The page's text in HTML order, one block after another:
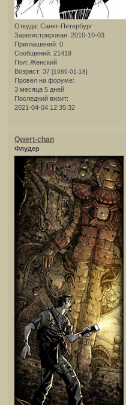
Откуда: Санкт-Петербург
Зарегистрирован: 2010-10-03
Приглашений: 0
Сообщений: 21419
Пол: Женский
Возраст: 37 [1989-01-18]
Провел на форуме:
3 месяца 5 дней
Последний визит:
2021-04-04 12:35:32
Qwert-chan
Флудер